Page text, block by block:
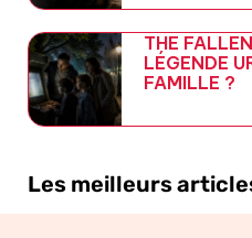
THE
LÉGENDE
FAMILLE ?
Les meilleurs